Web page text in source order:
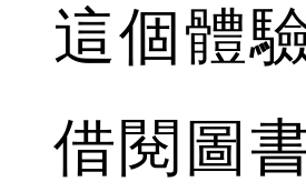
這個體
借閱圖